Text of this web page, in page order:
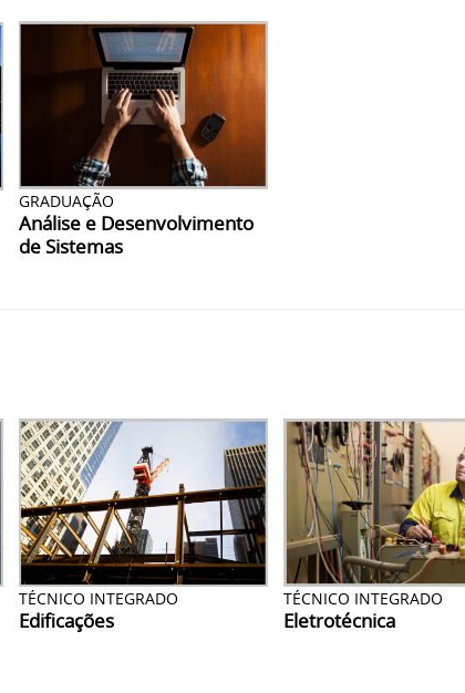
GRADUAÇÃO
Análise e Desenvolvimento
de Sistemas
TÉCNICO INTEGRADO
Edificações
TÉCNICO INTEGRADO
Eletrotécnica